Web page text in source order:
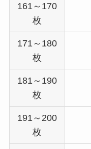
161～170
枚
171～180
枚
181～190
枚
191～200
枚